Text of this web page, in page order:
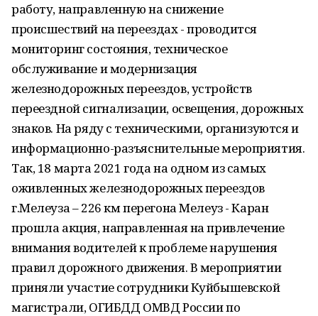
работу, направленную на снижение
происшествий на переездах - проводится
мониторинг состояния, техническое
обслуживание и модернизация
железнодорожных переездов, устройств
переездной сигнализации, освещения, дорожных
знаков. На ряду с техническими, организуются и
информационно-разъяснительные мероприятия.
Так, 18 марта 2021 года на одном из самых
оживленных железнодорожных переездов
г.Мелеуза – 226 км перегона Мелеуз - Каран
прошла акция, направленная на привлечение
внимания водителей к проблеме нарушения
правил дорожного движения. В мероприятии
приняли участие сотрудники Куйбышевской
магистрали, ОГИБДД ОМВД России по